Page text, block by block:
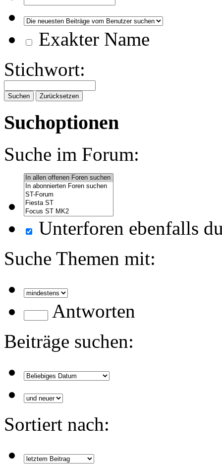
Exakter Name
Stichwort:
Suchoptionen
Suche im Forum:
Unterforen ebenfalls
Suche Themen mit:
Antworten
Beiträge suchen:
Sortiert nach: